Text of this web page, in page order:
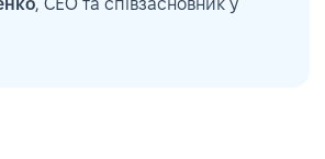
, CEO та співзасновник у